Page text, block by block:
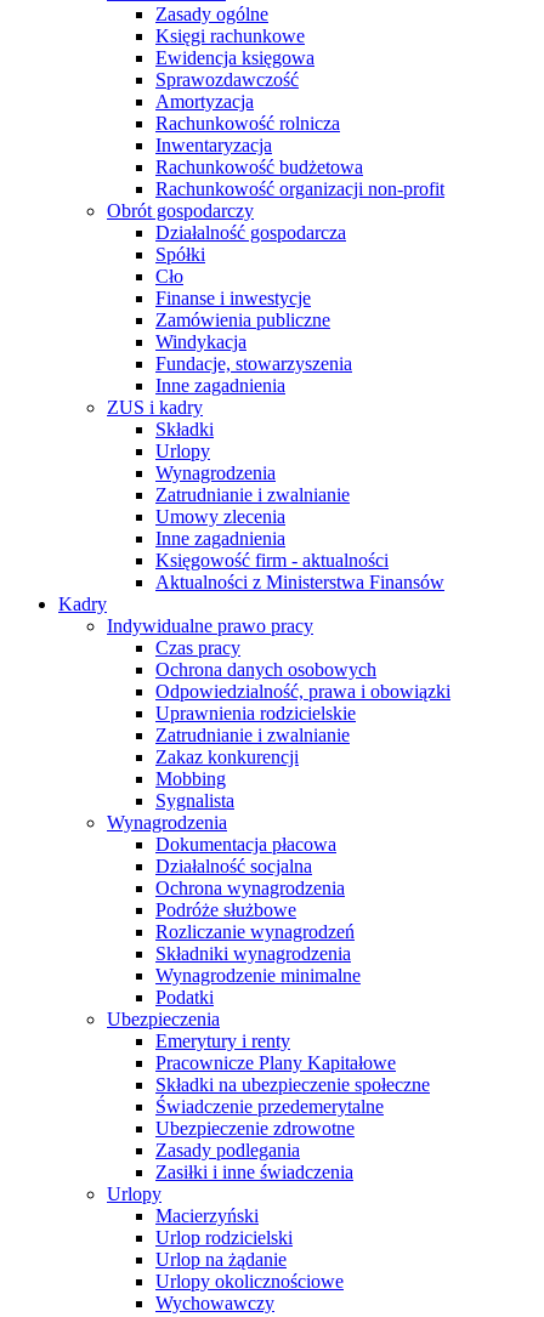
Zasady ogólne
Księgi rachunkowe
Ewidencja księgowa
Sprawozdawczość
Amortyzacja
Rachunkowość rolnicza
Inwentaryzacja
Rachunkowość budżetowa
Rachunkowość organizacji non-profit
Obrót gospodarczy
Działalność gospodarcza
Spółki
Cło
Finanse i inwestycje
Zamówienia publiczne
Windykacja
Fundacje, stowarzyszenia
Inne zagadnienia
ZUS i kadry
Składki
Urlopy
Wynagrodzenia
Zatrudnianie i zwalnianie
Umowy zlecenia
Inne zagadnienia
Księgowość firm - aktualności
Aktualności z Ministerstwa Finansów
Kadry
Indywidualne prawo pracy
Czas pracy
Ochrona danych osobowych
Odpowiedzialność, prawa i obowiązki
Uprawnienia rodzicielskie
Zatrudnianie i zwalnianie
Zakaz konkurencji
Mobbing
Sygnalista
Wynagrodzenia
Dokumentacja płacowa
Działalność socjalna
Ochrona wynagrodzenia
Podróże służbowe
Rozliczanie wynagrodzeń
Składniki wynagrodzenia
Wynagrodzenie minimalne
Podatki
Ubezpieczenia
Emerytury i renty
Pracownicze Plany Kapitałowe
Składki na ubezpieczenie społeczne
Świadczenie przedemerytalne
Ubezpieczenie zdrowotne
Zasady podlegania
Zasiłki i inne świadczenia
Urlopy
Macierzyński
Urlop rodzicielski
Urlop na żądanie
Urlopy okolicznościowe
Wychowawczy